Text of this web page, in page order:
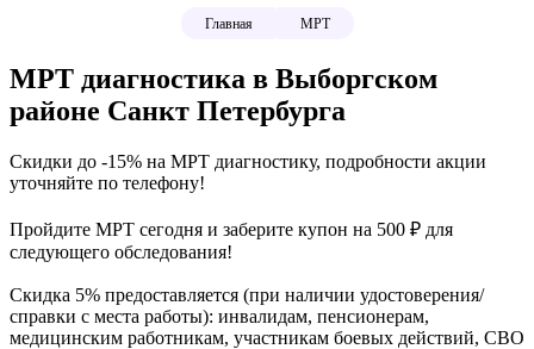
Главная МРТ
МРТ диагностика в Выборгском
районе Санкт Петербурга
Скидки до -15% на МРТ диагностику, подробности акции
уточняйте по телефону!
Пройдите МРТ сегодня и заберите купон на 500 ₽ для
следующего обследования!
Скидка 5% предоставляется (при наличии удостоверения/
справки с места работы): инвалидам, пенсионерам,
медицинским работникам, участникам боевых действий, СВО